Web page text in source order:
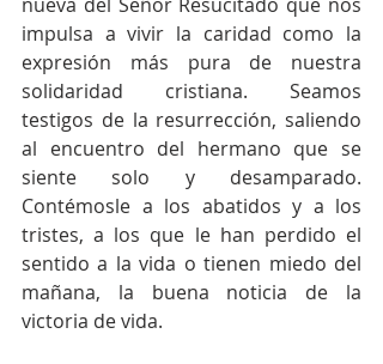
impulsa a vivir la caridad como la
expresión más pura de nuestra
solidaridad cristiana. Seamos
testigos de la resurrección, saliendo
al encuentro del hermano que se
siente solo y desamparado.
Contémosle a los abatidos y a los
tristes, a los que le han perdido el
sentido a la vida o tienen miedo del
mañana, la buena noticia de la
victoria de vida.